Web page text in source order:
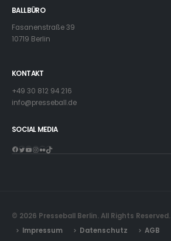
BALLBÜRO
Fasanenstraße 39
10719 Berlin
KONTAKT
+49 30 812 94 216
info@presseball.de
SOCIAL MEDIA
Facebook
Twitter
YouTube
Instagram
FlickrTikTok
© 2026 Presseball Berlin. All Rights Reserved.
Impressum
Datenschutz AGB